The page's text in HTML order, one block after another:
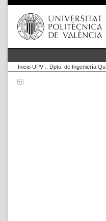
Inicio UPV :: Dpto. de Ingeniería